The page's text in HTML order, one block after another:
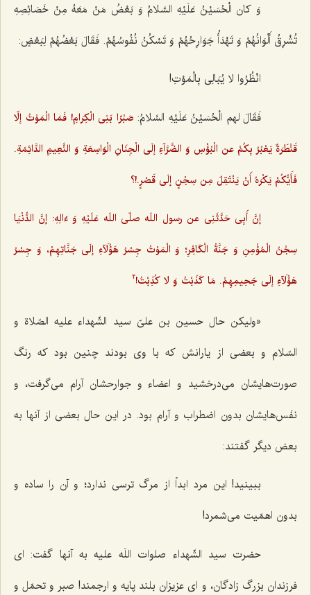
وَ کان الْحُسَیْنُ عَلَیْهِ السَّلامُ وَ بَعْضُ مَنْ مَعَهُ مِنْ خَصَائِصِهِ
تُشْرِقُ أَلْوَانُهُمْ وَ تَهْدَأُ جَوَارِحُهُمْ وَ تَسْکُنُ نُفُوسُهُمْ. فَقَالَ بَعْضُهُمْ لِبَعْضٍ:
انْظُرُوا لا یُبَالِی بِالْمَوْتِ!
فَقَالَ لهم الْحُسَیْنُ عَلَیْهِ السَّلامُ: صَبْرًا بَنِی الْکِرَامِ! فَمَا الْمَوْتُ إلّا
قَنْطَرَةٌ یَعْبُرُ بِکُمْ عن الْبُؤْسِ وَ الضَّرَّآءِ إلَی الْجِنَانِ الْوَاسِعَةِ وَ النَّعِیمِ الدَّائِمَةِ.
فَأَیُّکُمْ یَکْرَهُ أَنْ یَنْتَقِلَ مِن سِجْنٍ إلَی قَصْرٍ.!؟
إنَّ أَبِی حَدَّثَنِی عن رسول اللَه صلّی اللَه عَلَیْهِ وَ ءَالِهِ: إنَّ الدُّنْیَا
سِجْنُ الْمُؤْمِنِ وَ جَنَّةُ الْکَافِرِ؛ وَ الْمَوْتُ جِسْرُ هَؤُلَآءِ إلَی جَنَّاتِهِمْ، وَ جِسْرُ
هَؤُلَآءِ إلَی جَحِیمِهِمْ. مَا کَذَبْتُ وَ لا کُذِبْتُ!2
«ولیکن حال حسین بن علیّ سید الشّهداء علیه الصّلاة و
السّلام و بعضی از یارانش که با وی بودند چنین بود که رنگ
صورت‌هایشان می‌درخشید و اعضاء و جوارحشان آرام می‌گرفت، و
نفَس‌هایشان بدون اضطراب و آرام بود. در این حال بعضی از آنها به
بعض دیگر گفتند:
ببینید! این مرد ابداً از مرگ ترسی ندارد؛ و آن را ساده و
بدون اهمّیت می‌شمرد!
حضرت سید الشّهداء صلوات اللَه علیه به آنها گفت: ای
فرزندان بزرگ زادگان، و ای عزیزان بلند پایه و ارجمند! صبر و تحمّل و